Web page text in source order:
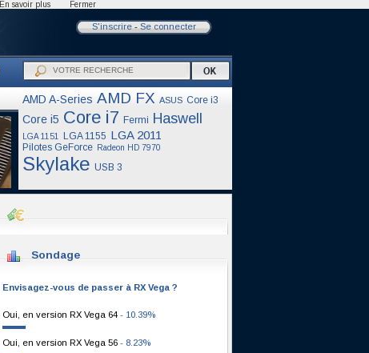
S'inscrire- Se connecter
AMD A-Series AMD FX ASUS Core i3
Core i5 Core i7 Fermi Haswell
LGA 1151 LGA 1155 LGA 2011
Pilotes GeForce Radeon HD 7970
Skylake USB 3
Sondage
Envisagez-vous de passer à RX Vega ?
Oui, en version RX Vega 64 - 10.39%
Oui, en version RX Vega 56 - 8.23%
En savoir plus Fermer